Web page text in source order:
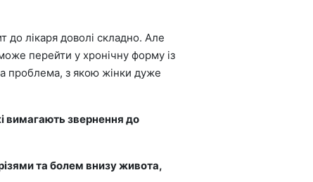
до лікаря доволі складно. Але
перейти у хронічну форму із
проблема, з якою жінки дуже
вимагають звернення до
та болем внизу живота,